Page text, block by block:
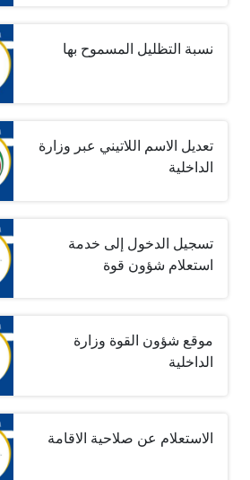
نسبة التظليل المسموح بها
تعديل الاسم اللاتيني عبر وزارة
الداخلية
تسجيل الدخول إلى خدمة
استعلام شؤون قوة
موقع شؤون القوة وزارة
الداخلية
الاستعلام عن صلاحية الاقامة